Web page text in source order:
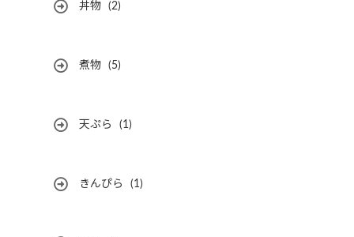
丼物 (2)
煮物 (5)
天ぷら (1)
きんぴら (1)